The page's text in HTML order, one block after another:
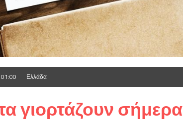
01:00 Ελλάδα
γιορτάζουν σήμερα